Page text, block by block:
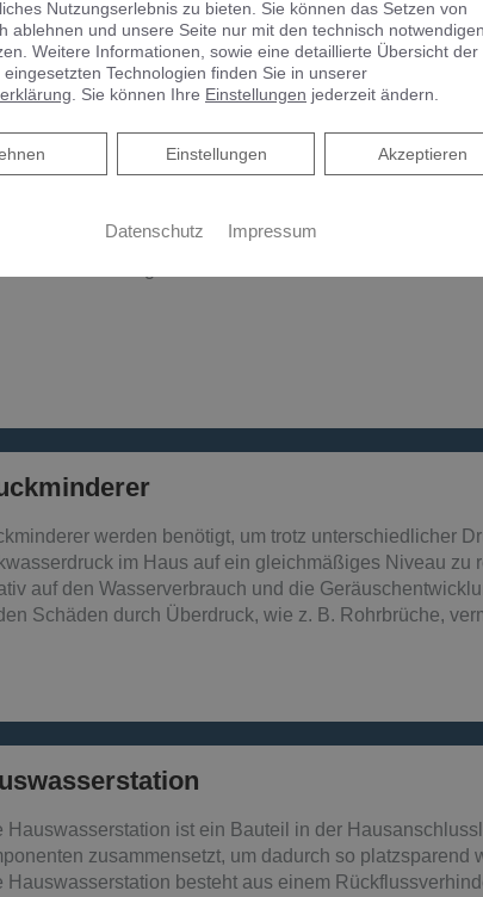
der Trinkwasserverordnung muss in
dem Wasserzähler ein Schutzfilter eingebaut sein. Ist
Wartung oftmals außer Acht gelassen. Die
mehr gewährleistet werden.
Rückflussverhinderer sorgt dafür, dass das Trinkwasser
werden benötigt, um trotz unterschiedlicher
im Haus auf ein gleichmäßiges Niveau zu
auf den Wasserverbrauch und die
Schäden durch Überdruck, wie z. B. Rohrbrüche,
Hauswasserstation ist ein Bauteil in der
zusammensetzt, um dadurch so platzsparend
Hauswasserstation besteht aus einem
Nutzungserlebnis zu bieten. Sie können das Setzen von
ablehnen und unsere Seite nur mit den technisch notwendigen
Weitere Informationen, sowie eine detaillierte Übersicht der
Technologien finden Sie in unserer
. Sie können Ihre Einstellungen jederzeit ändern.
Akzeptieren
Einstellungen
Datenschutz Impressum